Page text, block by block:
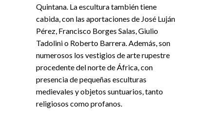
Quintana. La escultura también tiene
cabida, con las aportaciones de José Luján
Pérez, Francisco Borges Salas, Giulio
Tadolini o Roberto Barrera. Además, son
numerosos los vestigios de arte rupestre
procedente del norte de África, con
presencia de pequeñas esculturas
medievales y objetos suntuarios, tanto
religiosos como profanos.